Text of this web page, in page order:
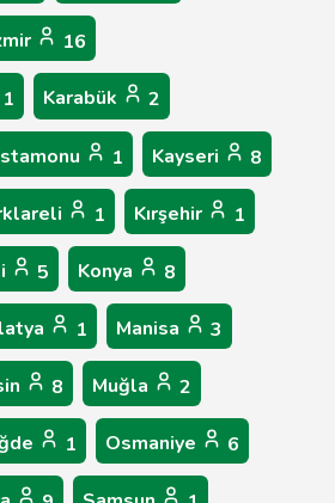
16
1 Karabük 2
1 Kayseri 8
1 Kırşehir 1
5 Konya 8
1 Manisa 3
8 Muğla 2
1 Osmaniye 6